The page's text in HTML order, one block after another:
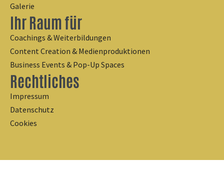
Galerie
Ihr Raum für
Coachings & Weiterbildungen
Content Creation & Medienproduktionen
Business Events & Pop-Up Spaces
Rechtliches
Impressum
Datenschutz
Cookies